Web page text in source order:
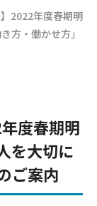
2022年度春期明
方・働かせ方」
度春期明
を大切に
ご案内